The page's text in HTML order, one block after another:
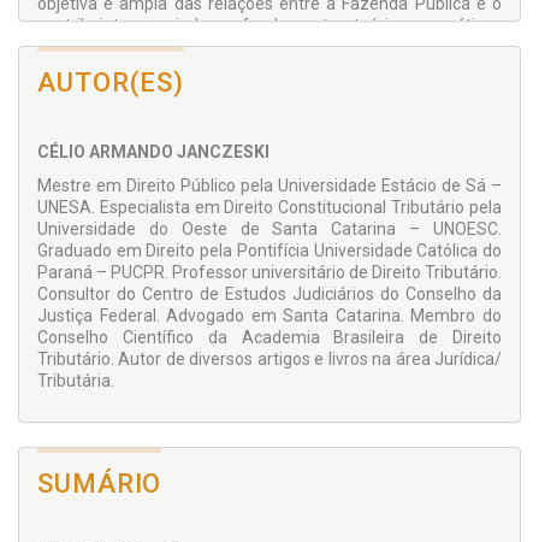
objetiva e ampla das relações entre a Fazenda Pública e o
contribuinte, reunindo os fundamentos teóricos e práticos
necessários para se conhecer os principais pontos atinentes
ao Direito Tributário e ao Processo Tributário. O formato e a
linguagem da obra têm a pretensão de abordar os temas da
matéria reclamar o questionamento.
AUTOR(ES)
CÉLIO ARMANDO JANCZESKI
Mestre em Direito Público pela Universidade Estácio de Sá –
UNESA. Especialista em Direito Constitucional Tributário pela
Universidade do Oeste de Santa Catarina – UNOESC.
Graduado em Direito pela Pontifícia Uni­versidade Católica do
Paraná – PUCPR. Professor universitário de Direito Tributário.
Consultor do Centro de Estudos Judiciários do Conselho da
Justiça Federal. Advogado em Santa Catarina. Membro do
Conselho Científico da Academia Brasileira de Direi­to
Tributário. Autor de diversos artigos e livros na área Jurídica/
Tributária.
SUMÁRIO